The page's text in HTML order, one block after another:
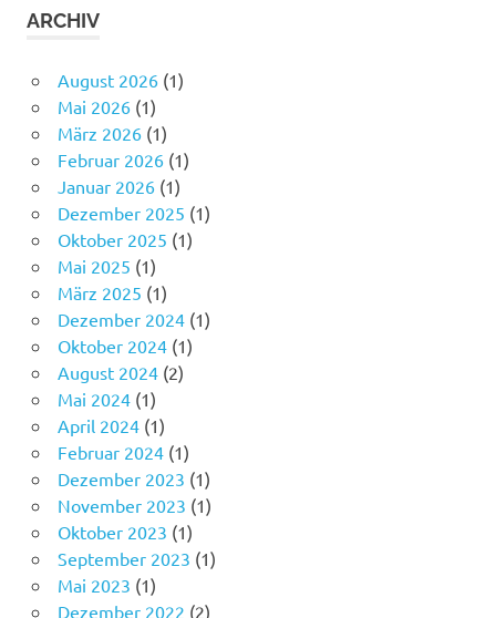
ARCHIV
August 2026 (1)
Mai 2026 (1)
März 2026 (1)
Februar 2026 (1)
Januar 2026 (1)
Dezember 2025 (1)
Oktober 2025 (1)
Mai 2025 (1)
März 2025 (1)
Dezember 2024 (1)
Oktober 2024 (1)
August 2024 (2)
Mai 2024 (1)
April 2024 (1)
Februar 2024 (1)
Dezember 2023 (1)
November 2023 (1)
Oktober 2023 (1)
September 2023 (1)
Mai 2023 (1)
Dezember 2022 (2)